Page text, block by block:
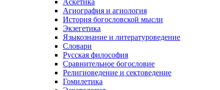
Агиография и агиология
История богословской мысли
Экзегетика
Языкознание и литературоведение
Словари
Русская философия
Сравнительное богословие
Религиоведение и сектоведение
Гомилетика